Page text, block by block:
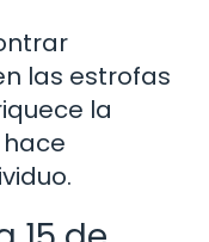
las estrofas
la